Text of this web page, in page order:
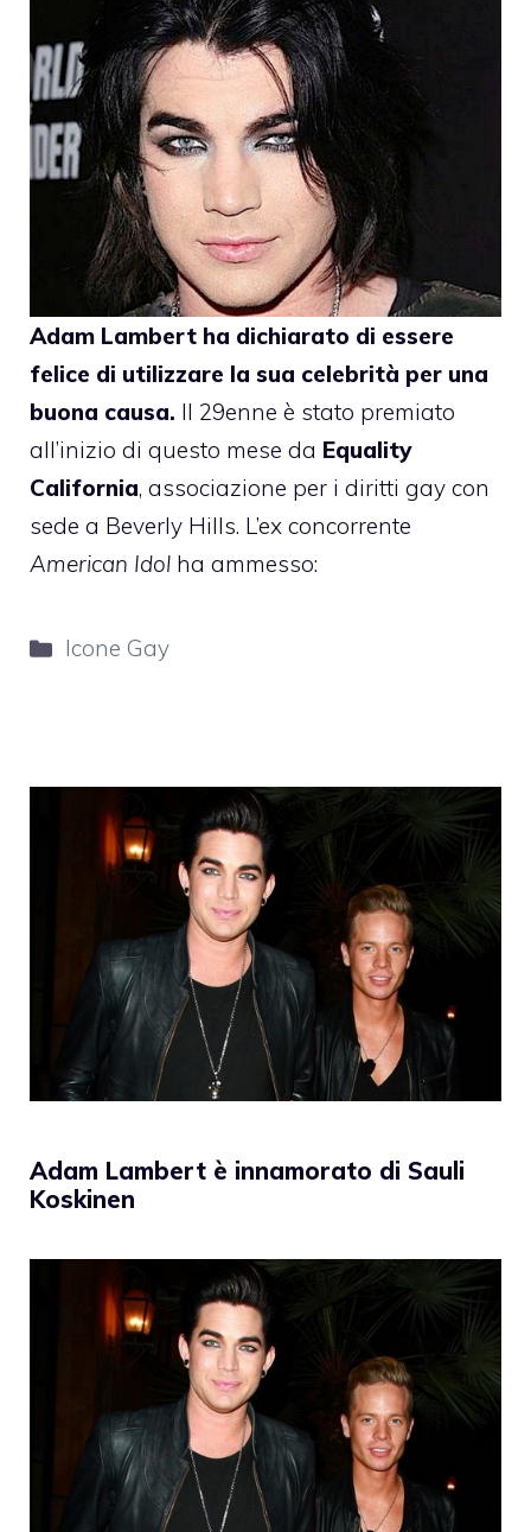
Adam Lambert ha dichiarato di essere
felice di utilizzare la sua celebrità per una
buona causa. Il 29enne è stato premiato
all’inizio di questo mese da Equality
California, associazione per i diritti gay con
sede a Beverly Hills. L’ex concorrente
American Idol ha ammesso:
Categorie
Icone Gay
Adam Lambert è innamorato di Sauli
Koskinen